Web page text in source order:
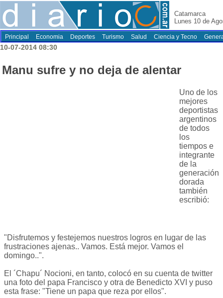
Catamarca
Lunes 10 de
Principal Economia Deportes Turismo Salud Ciencia y Tecno
10-07-2014 08:30
Manu sufre y no deja de alentar
Uno de los
mejores
deportistas
argentinos
de todos
los
tiempos e
integrante
de la
generación
dorada
también
escribió:
"Disfrutemos y festejemos nuestros logros en lugar de las
frustraciones ajenas.. Vamos. Está mejor. Vamos el
domingo..".
El ´Chapu´ Nocioni, en tanto, colocó en su cuenta de twitter
una foto del papa Francisco y otra de Benedicto XVI y puso
esta frase: "Tiene un papa que reza por ellos".